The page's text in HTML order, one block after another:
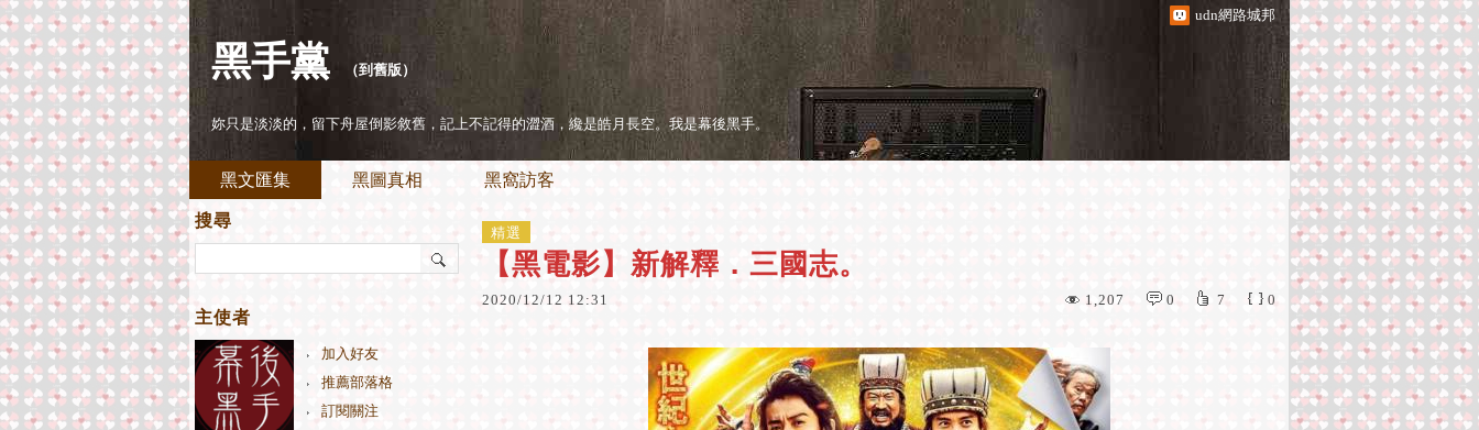
udn網路城邦
黑手黨 （到舊版）
妳只是淡淡的，留下舟屋倒影敘舊，記上不記得的澀酒，纔是皓月長空。我是幕後黑手。
黑文匯集 黑圖真相 黑窩訪客
精選
【黑電影】新解釋．三國志。
2020/12/12 12 :31 1,207 0 7 0
搜尋
主使者
加入好友
推薦部落格
訂閱關注